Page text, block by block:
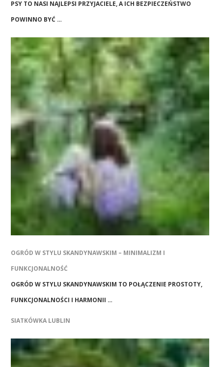
PSY TO NASI NAJLEPSI PRZYJACIELE, A ICH BEZPIECZEŃSTWO
POWINNO BYĆ …
OGRÓD W STYLU SKANDYNAWSKIM – MINIMALIZM I
FUNKCJONALNOŚĆ
OGRÓD W STYLU SKANDYNAWSKIM TO POŁĄCZENIE PROSTOTY,
FUNKCJONALNOŚCI I HARMONII …
SIATKÓWKA LUBLIN